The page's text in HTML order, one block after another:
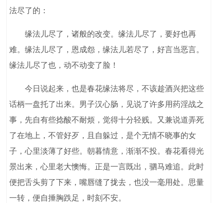
法尽了的：
缘法儿尽了，诸般的改变。缘法儿尽了，要好也再
难。缘法儿尽了，恩成怨，缘法儿若尽了，好言当恶言。
缘法儿尽了也，动不动变了脸！
今日说起来，也是春花缘法将尽，不该趁酒兴把这些
话柄一盘托了出来。男子汉心肠，见说了许多用药淫战之
事，先自有些捻酸不耐烦，觉得十分轻贱。又兼说道弄死
了在地上，不管好歹，且自躲过，是个无情不晓事的女
子，心里淡薄了好些。朝暮情意，渐渐不投。春花看得光
景出来，心里老大懊悔。正是一言既出，驷马难追。此时
便把舌头剪了下来，嘴唇缝了拢去，也没一毫用处。思量
一转，便自捶胸跌足，时刻不安。